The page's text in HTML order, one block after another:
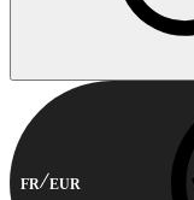
FR EUR